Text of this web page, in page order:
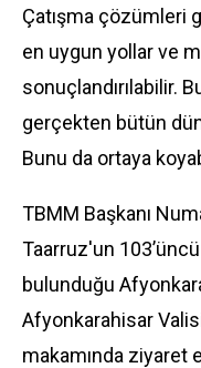
Çatışma çözümleri
en uygun yollar ve
sonuçlandırılabilir.
gerçekten bütün
Bunu da ortaya
TBMM Başkanı
Taarruz'un
bulunduğu
Afyonkarahisar
makamında ziyaret